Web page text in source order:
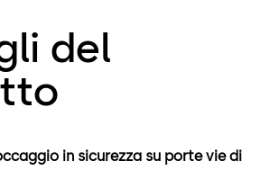
del
in sicurezza su porte vie di